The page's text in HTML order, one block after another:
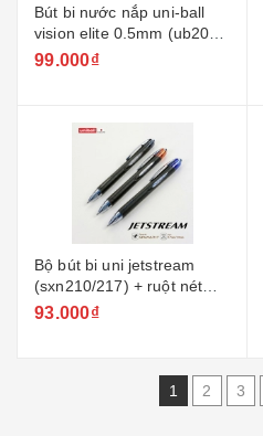
Bút bi nước nắp uni-ball
vision elite 0.5mm (ub205)
+ ruột
99.000₫
Bộ bút bi uni jetstream
(sxn210/217) + ruột nét
0/7/1.0mm
93.000₫
1 2 3